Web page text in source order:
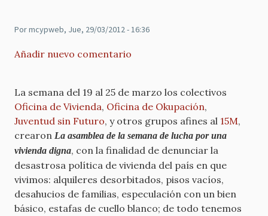
Pormcypweb, Jue, 29/03/2012 - 16:36
Añadir nuevo comentario
La semana del 19 al 25 de marzo los colectivos
Oficina de Vivienda, Oficina de Okupación,
Juventud sin Futuro, y otros grupos afines al 15M,
crearon La asamblea de la semana de lucha por una
vivienda digna, con la finalidad de denunciar la
desastrosa política de vivienda del país en que
vivimos: alquileres desorbitados, pisos vacíos,
desahucios de familias, especulación con un bien
básico, estafas de cuello blanco; de todo tenemos